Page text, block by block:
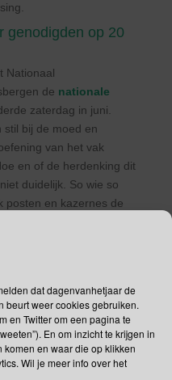
dat dagenvanhetjaar de
beurt weer cookies gebruiken.
en Twitter om een pagina te
En om inzicht te krijgen in
en waar die op klikken
Wil je meer info over het
genodigden op 20
Nationaal
de nationale
zaterdag in juni.
stil bij de moed en
van het vak
en of de herdenking dit
duidelijk. So wie so
posten en kazernes de
de hashtag
De echte fan weet dat
niet weet een korte
vaak de zin “May the
gebruikt. Die zin